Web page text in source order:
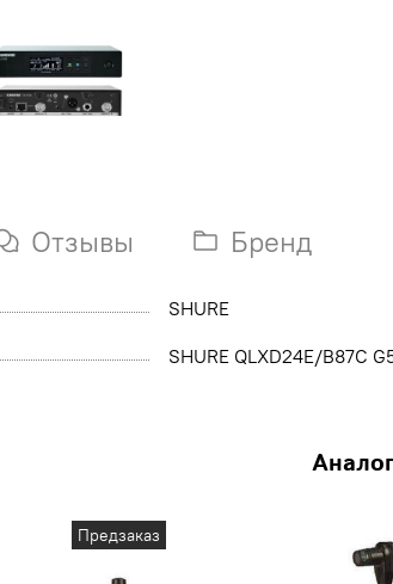
Отзывы Бренд
SHURE
SHURE QLXD24E/B87C
Предзаказ